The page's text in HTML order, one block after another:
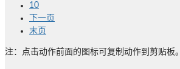
10
下一页
末页
注：点击动作前面的图标可复制动作到剪贴板。